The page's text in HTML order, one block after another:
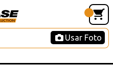
Usar Foto